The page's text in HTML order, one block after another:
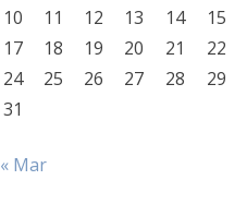
10
11 12 13 14 15
17
18 19 20 21 22
24
25 26 27 28 29
31
« Mar